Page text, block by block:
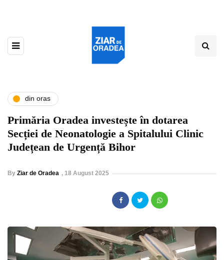
din oras
Primăria Oradea investește în dotarea
Secției de Neonatologie a Spitalului Clinic
Județean de Urgență Bihor
By Ziar de Oradea , 18 August 2025